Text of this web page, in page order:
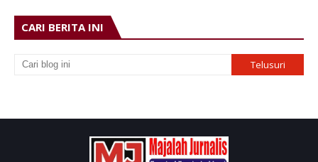
CARI BERITA INI